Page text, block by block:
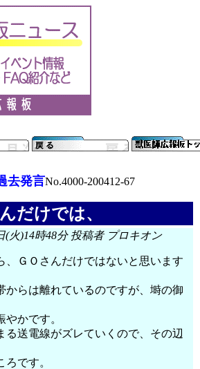
去発言No.4000-200412-67
だけでは、
(火)14時48分 投稿者 プロキオン
、ＧＯさんだけではないと思います
からは離れているのですが、塒の御
かです。
る送電線がズレていくので、その辺
です。